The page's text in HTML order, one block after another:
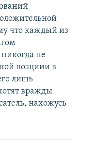
что каждый из
не
позциии в
лишь
вражды
нахожусь